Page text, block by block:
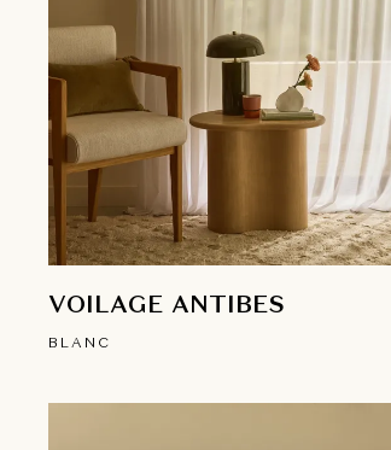
VOILAGE ANTIBES
BLANC